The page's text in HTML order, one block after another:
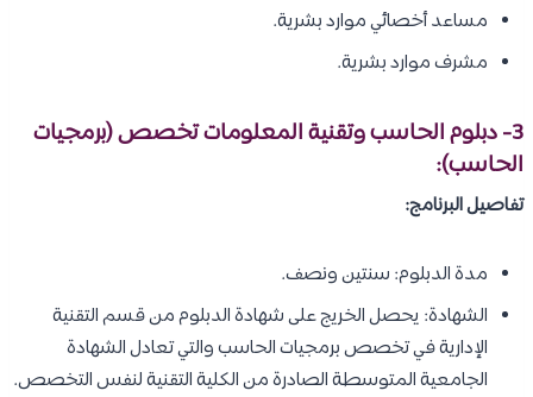
مساعد أخصائي موارد بشرية.
مشرف موارد بشرية.
3- دبلوم الحاسب وتقنية المعلومات تخصص (
برمجيات
الحاسب):
تفاصيل البرنامج:
مدة الدبلوم: سنتين ونصف.
الشهادة: يحصل الخريج على شهادة الدبلوم من قسم التقنية
الإدارية في تخصص برمجيات الحاسب والتي تعادل الشهادة
الجامعية المتوسطة الصادرة من الكلية التقنية لنفس التخصص.